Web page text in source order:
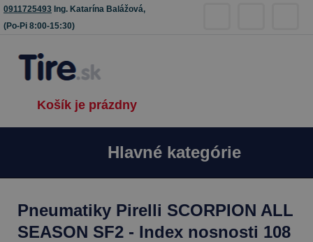
0911725493 Ing. Katarína Balážová,
(Po-Pi 8:00-15:30)
Košík je prázdny
Hlavné kategórie
Pneumatiky Pirelli SCORPION ALL
SEASON SF2 - Index nosnosti 108